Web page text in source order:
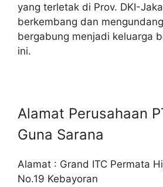
yang terletak di Prov. DKI-
berkembang dan
bergabung menjadi keluarga
ini.
Alamat Perusahaan
Guna Sarana
Alamat : Grand ITC Permata
No.19 Kebayoran